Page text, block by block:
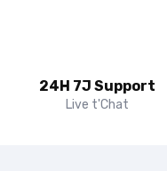
24H 7J Support
Live t'Chat